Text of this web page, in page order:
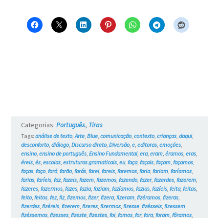
–
#17
Categorias: Português, Tiras
Tags: análise de texto, Arte, Blue, comunicação, contexto, crianças, daqui,
desconforto, diálogo, Discurso direto, Diversão, e, editoras, emoções,
ensino, ensino de português, Ensino Fundamental, era, eram, éramos, eras,
éreis, és, escolas, estruturas gramaticais, eu, faça, façais, façam, façamos,
faças, faço, fará, farão, farás, farei, fareis, faremos, faria, fariam, faríamos,
farias, faríeis, faz, fazeis, fazem, fazemos, fazendo, fazer, fazerdes, fazerem,
fazeres, fazermos, fazes, fazia, faziam, fazíamos, fazias, fazíeis, feita, feitas,
feito, feitos, fez, fiz, fizemos, fizer, fizera, fizeram, fizéramos, fizeras,
fizerdes, fizéreis, fizerem, fizeres, fizermos, fizesse, fizésseis, fizessem,
fizéssemos, fizesses, fizeste, fizestes, foi, fomos, for, fora, foram, fôramos,